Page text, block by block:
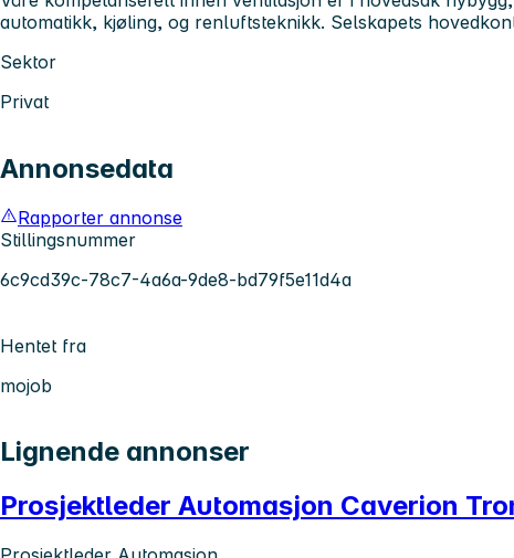
automatikk, kjøling, og renluftsteknikk. Selskapets
Sektor
Privat
Annonsedata
Rapporter annonse
Stillingsnummer
6c9cd39c-78c7-4a6a-9de8-bd79f5e11d4a
Hentet fra
mojob
Lignende annonser
Prosjektleder Automasjon Caverion